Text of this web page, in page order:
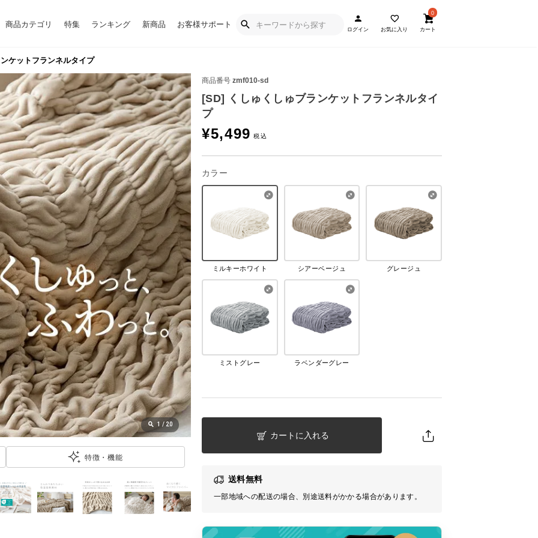
商品カテゴリ 特集 ランキング 新商品 お客様サポート
ログイン お気に入り
0
カート
ケットフランネルタイプ
商品番号 zmf010-sd
[SD] くしゅくしゅブランケットフランネルタイ
プ
¥5,499
カラー
ミルキーホワイト シアーベージュ グレージュ
ミストグレー ラベンダーグレー
カートに入れる
送料無料
一部地域への配送の場合、別途送料がかかる場合があります。
1 / 20
特徴・機能